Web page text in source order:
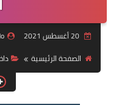
20 أغسطس 2021
الصفحة الرئيسية